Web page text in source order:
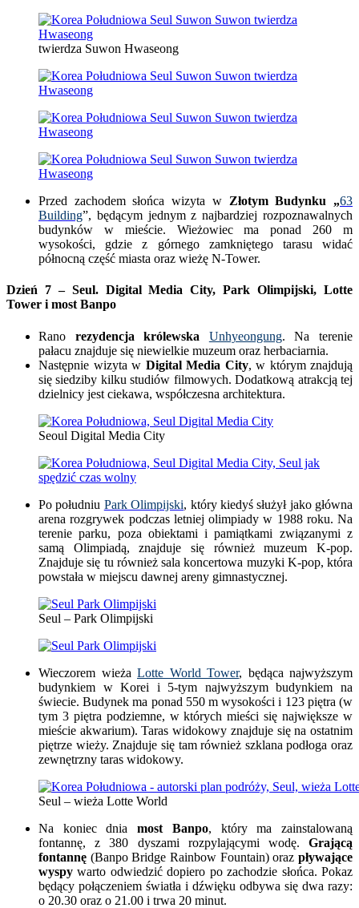
twierdza Suwon Hwaseong
Przed zachodem słońca wizyta w Złotym Budynku „63
Building”, będącym jednym z najbardziej rozpoznawalnych
budynków w mieście. Wieżowiec ma ponad 260 m
wysokości, gdzie z górnego zamkniętego tarasu widać
północną część miasta oraz wieżę N-Tower.
Dzień 7 – Seul. Digital Media City, Park Olimpijski, Lotte
Tower i most Banpo
Rano rezydencja królewska Unhyeongung. Na terenie
pałacu znajduje się niewielkie muzeum oraz herbaciarnia.
Następnie wizyta w Digital Media City, w którym znajdują
się siedziby kilku studiów filmowych. Dodatkową atrakcją tej
dzielnicy jest ciekawa, współczesna architektura.
Seoul Digital Media City
Po południu Park Olimpijski, który kiedyś służył jako główna
arena rozgrywek podczas letniej olimpiady w 1988 roku. Na
terenie parku, poza obiektami i pamiątkami związanymi z
samą Olimpiadą, znajduje się również muzeum K-pop.
Znajduje się tu również sala koncertowa muzyki K-pop, która
powstała w miejscu dawnej areny gimnastycznej.
Seul – Park Olimpijski
Wieczorem wieża Lotte World Tower, będąca najwyższym
budynkiem w Korei i 5-tym najwyższym budynkiem na
świecie. Budynek ma ponad 550 m wysokości i 123 piętra (w
tym 3 piętra podziemne, w których mieści się największe w
mieście akwarium). Taras widokowy znajduje się na ostatnim
piętrze wieży. Znajduje się tam również szklana podłoga oraz
zewnętrzny taras widokowy.
Seul – wieża Lotte World
Na koniec dniamost Banpo, który ma zainstalowaną
fontannę, z 380 dyszami rozpylającymi wodę. Grającą
fontannę (Banpo Bridge Rainbow Fountain) oraz pływające
wyspy warto odwiedzić dopiero po zachodzie słońca. Pokaz
będący połączeniem światła i dźwięku odbywa się dwa razy:
o 20.30 oraz o 21.00 i trwa 20 minut.